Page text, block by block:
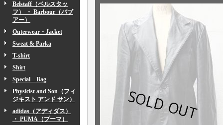
Belstaff（ベルスタッ
フ） ・ Barbour（バブ
アー）
Outerwear・Jacket
Sweat & Parka
T-shirt
Shirt
Special Bag
Physicist and Son（フィ
ジキスト アンド サン）
adidas（アディダス）
・ PUMA（プーマ）